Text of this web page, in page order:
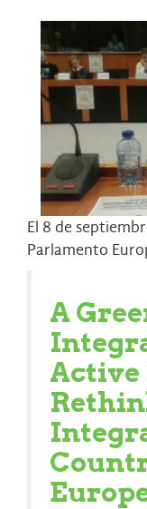
El 8 de
Parlamento
A
Active